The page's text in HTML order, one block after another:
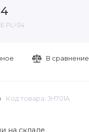
PL=34
Код товара: JH701A
на складе
В сравнение